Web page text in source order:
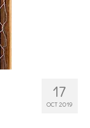
17
OCT 2019